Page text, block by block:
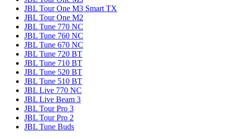
JBL Tour One M3 Smart TX
JBL Tour One M2
JBL Tune 770 NC
JBL Tune 760 NC
JBL Tune 670 NC
JBL Tune 720 BT
JBL Tune 710 BT
JBL Tune 520 BT
JBL Tune 510 BT
JBL Live 770 NC
JBL Live Beam 3
JBL Tour Pro 3
JBL Tour Pro 2
JBL Tune Buds